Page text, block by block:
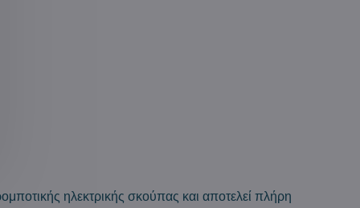
ηλεκτρικής σκούπας και αποτελεί πλήρη